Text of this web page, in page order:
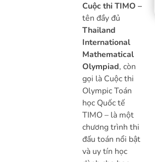
Cuộc thi TIMO –
tên đầy đủ
Thailand
International
Mathematical
Olympiad, còn
gọi là Cuộc thi
Olympic Toán
học Quốc tế
TIMO – là một
chương trình thi
đấu toán nổi bật
và uy tín học